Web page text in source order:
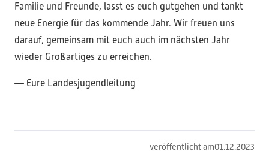
Familie und Freunde, lasst es euch gutgehen und tankt
neue Energie für das kommende Jahr. Wir freuen uns
darauf, gemeinsam mit euch auch im nächsten Jahr
wieder Großartiges zu erreichen.
— Eure Landesjugendleitung
veröffentlicht am01.12.2023